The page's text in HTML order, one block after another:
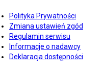
Polityka Prywatności
Zmiana ustawień zgód
Regulamin serwisu
Informacje o nadawcy
Deklaracja dostępności